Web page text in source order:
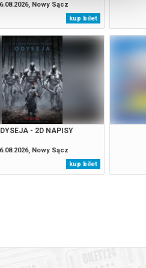
Nowy Sącz
kup bilet
- 2D NAPISY
Nowy Sącz
kup bilet